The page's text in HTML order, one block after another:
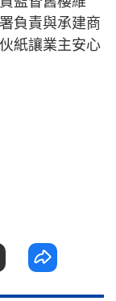
負責與承建商
紙讓業主安心